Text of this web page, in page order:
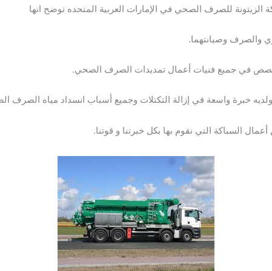
الزيتونة للصرف الصحي في الإمارات العربية المتحده توضح انها
والصرف وصيانتهما.
في جميع فنيات أعمال تمديدات الصرف الصحي.
خبرة واسعة في إزالة التكتلات وجميع أسباب انسداد مياه الصرف
السباكة التي نقوم بها بكل خبرتنا و قوتنا.